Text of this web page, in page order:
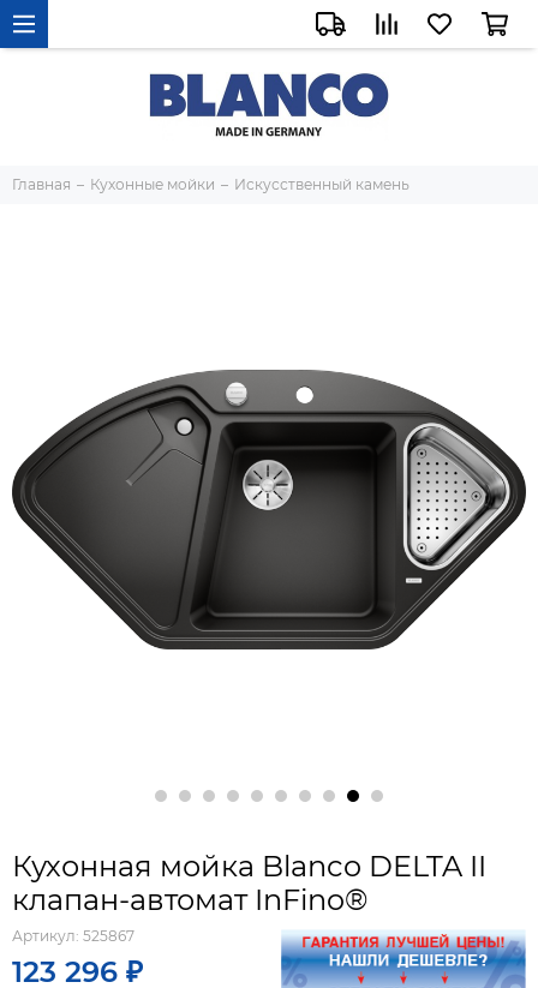
Главная Кухонные мойки Искусственный камень
Кухонная мойка Blanco DELTA II
клапан-автомат InFino®
Артикул: 525867
123 296 ₽